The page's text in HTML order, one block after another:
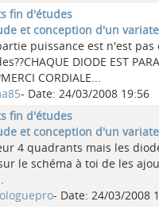
fin d'études
et conception d'un
puissance est n'est
DIODE EST
CORDIALE...
- Date: 24/03/2008 19:56
fin d'études
et conception d'un
4 quadrants mais les
le schéma à toi de les
- Date: 24/03/2008